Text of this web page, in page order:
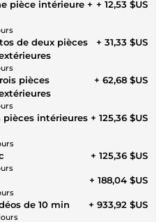
pièce intérieure + + 12,53 $US
de deux pièces
+ 31,33 $US
pièces
+ 62,68 $US
pièces intérieures + 125,36 $US
+ 125,36 $US
+ 188,04 $US
de 10 min + 933,92 $US